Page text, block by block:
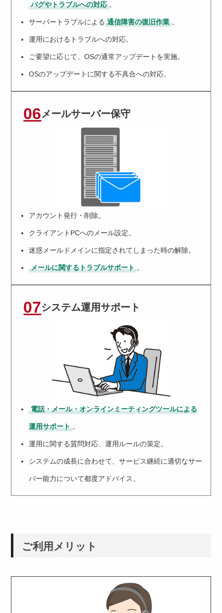
バグやトラブルへの対応 。
サーバートラブルによる 通信障害の復旧作業 。
運用におけるトラブルへの対応。
ご要望に応じて、OSの通常アップデートを実施。
OSのアップデートに関する不具合への対応。
06メールサーバー保守
アカウント発行・削除。
クライアントPCへのメール設定。
迷惑メールドメインに指定されてしまった時の解除。
メールに関するトラブルサポート 。
07システム運用サポート
電話・メール・オンラインミーティングツールによる
運用サポート 。
運用に関する質問対応、運用ルールの策定。
システムの成長に合わせて、サービス継続に適切なサー
バー能力について都度アドバイス。
ご利用メリット